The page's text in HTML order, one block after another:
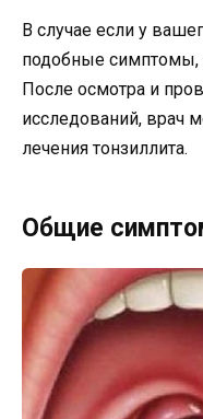
В случае если у
подобные симптомы,
После осмотра и
исследований, врач
лечения тонзиллита.
Общие